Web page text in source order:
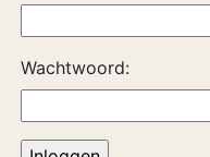
Wachtwoord: